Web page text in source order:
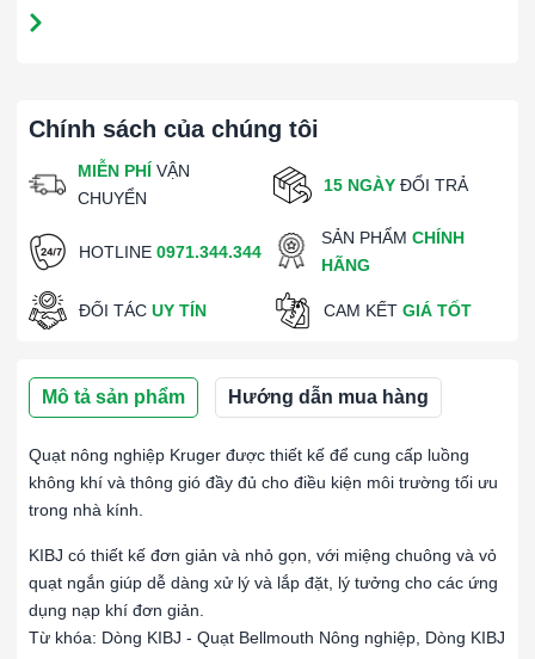
Chính sách của chúng tôi
MIỄN PHÍ VẬN
CHUYỂN
15 NGÀY ĐỔI TRẢ
HOTLINE 0971.344.344
SẢN PHẨMCHÍNH
HÃNG
ĐỐI TÁC UY TÍN CAM KẾT GIÁ TỐT
Mô tả sản phẩm Hướng dẫn mua hàng
Quạt nông nghiệp Kruger được thiết kế để cung cấp luồng
không khí và thông gió đầy đủ cho điều kiện môi trường tối ưu
trong nhà kính.
KIBJ có thiết kế đơn giản và nhỏ gọn, với miệng chuông và vỏ
quạt ngắn giúp dễ dàng xử lý và lắp đặt, lý tưởng cho các ứng
dụng nạp khí đơn giản.
Từ khóa: Dòng KIBJ - Quạt Bellmouth Nông nghiệp, Dòng KIBJ